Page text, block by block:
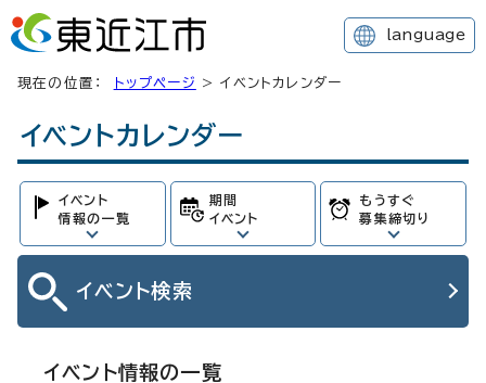
language
現在の位置： トップページ > イベントカレンダー
イベントカレンダー
イベント
情報の一覧
期間
イベント
もうすぐ
募集締切り
イベント検索
イベント情報の一覧